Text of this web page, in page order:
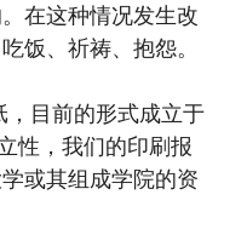
在这种情况发生改
饭、祈祷、抱怨。
目前的形式成立于
性，我们的印刷报
或其组成学院的资